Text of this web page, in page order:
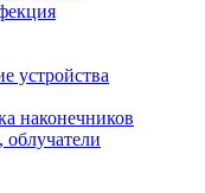
устройства
наконечников
облучатели